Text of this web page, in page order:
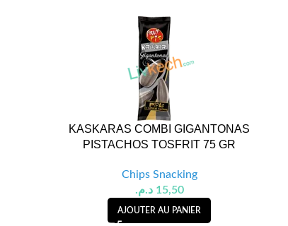
KASKARAS COMBI GIGANTONAS
PISTACHOS TOSFRIT 75 GR
Chips Snacking
15,50 د.م.
AJOUTER AU PANIER